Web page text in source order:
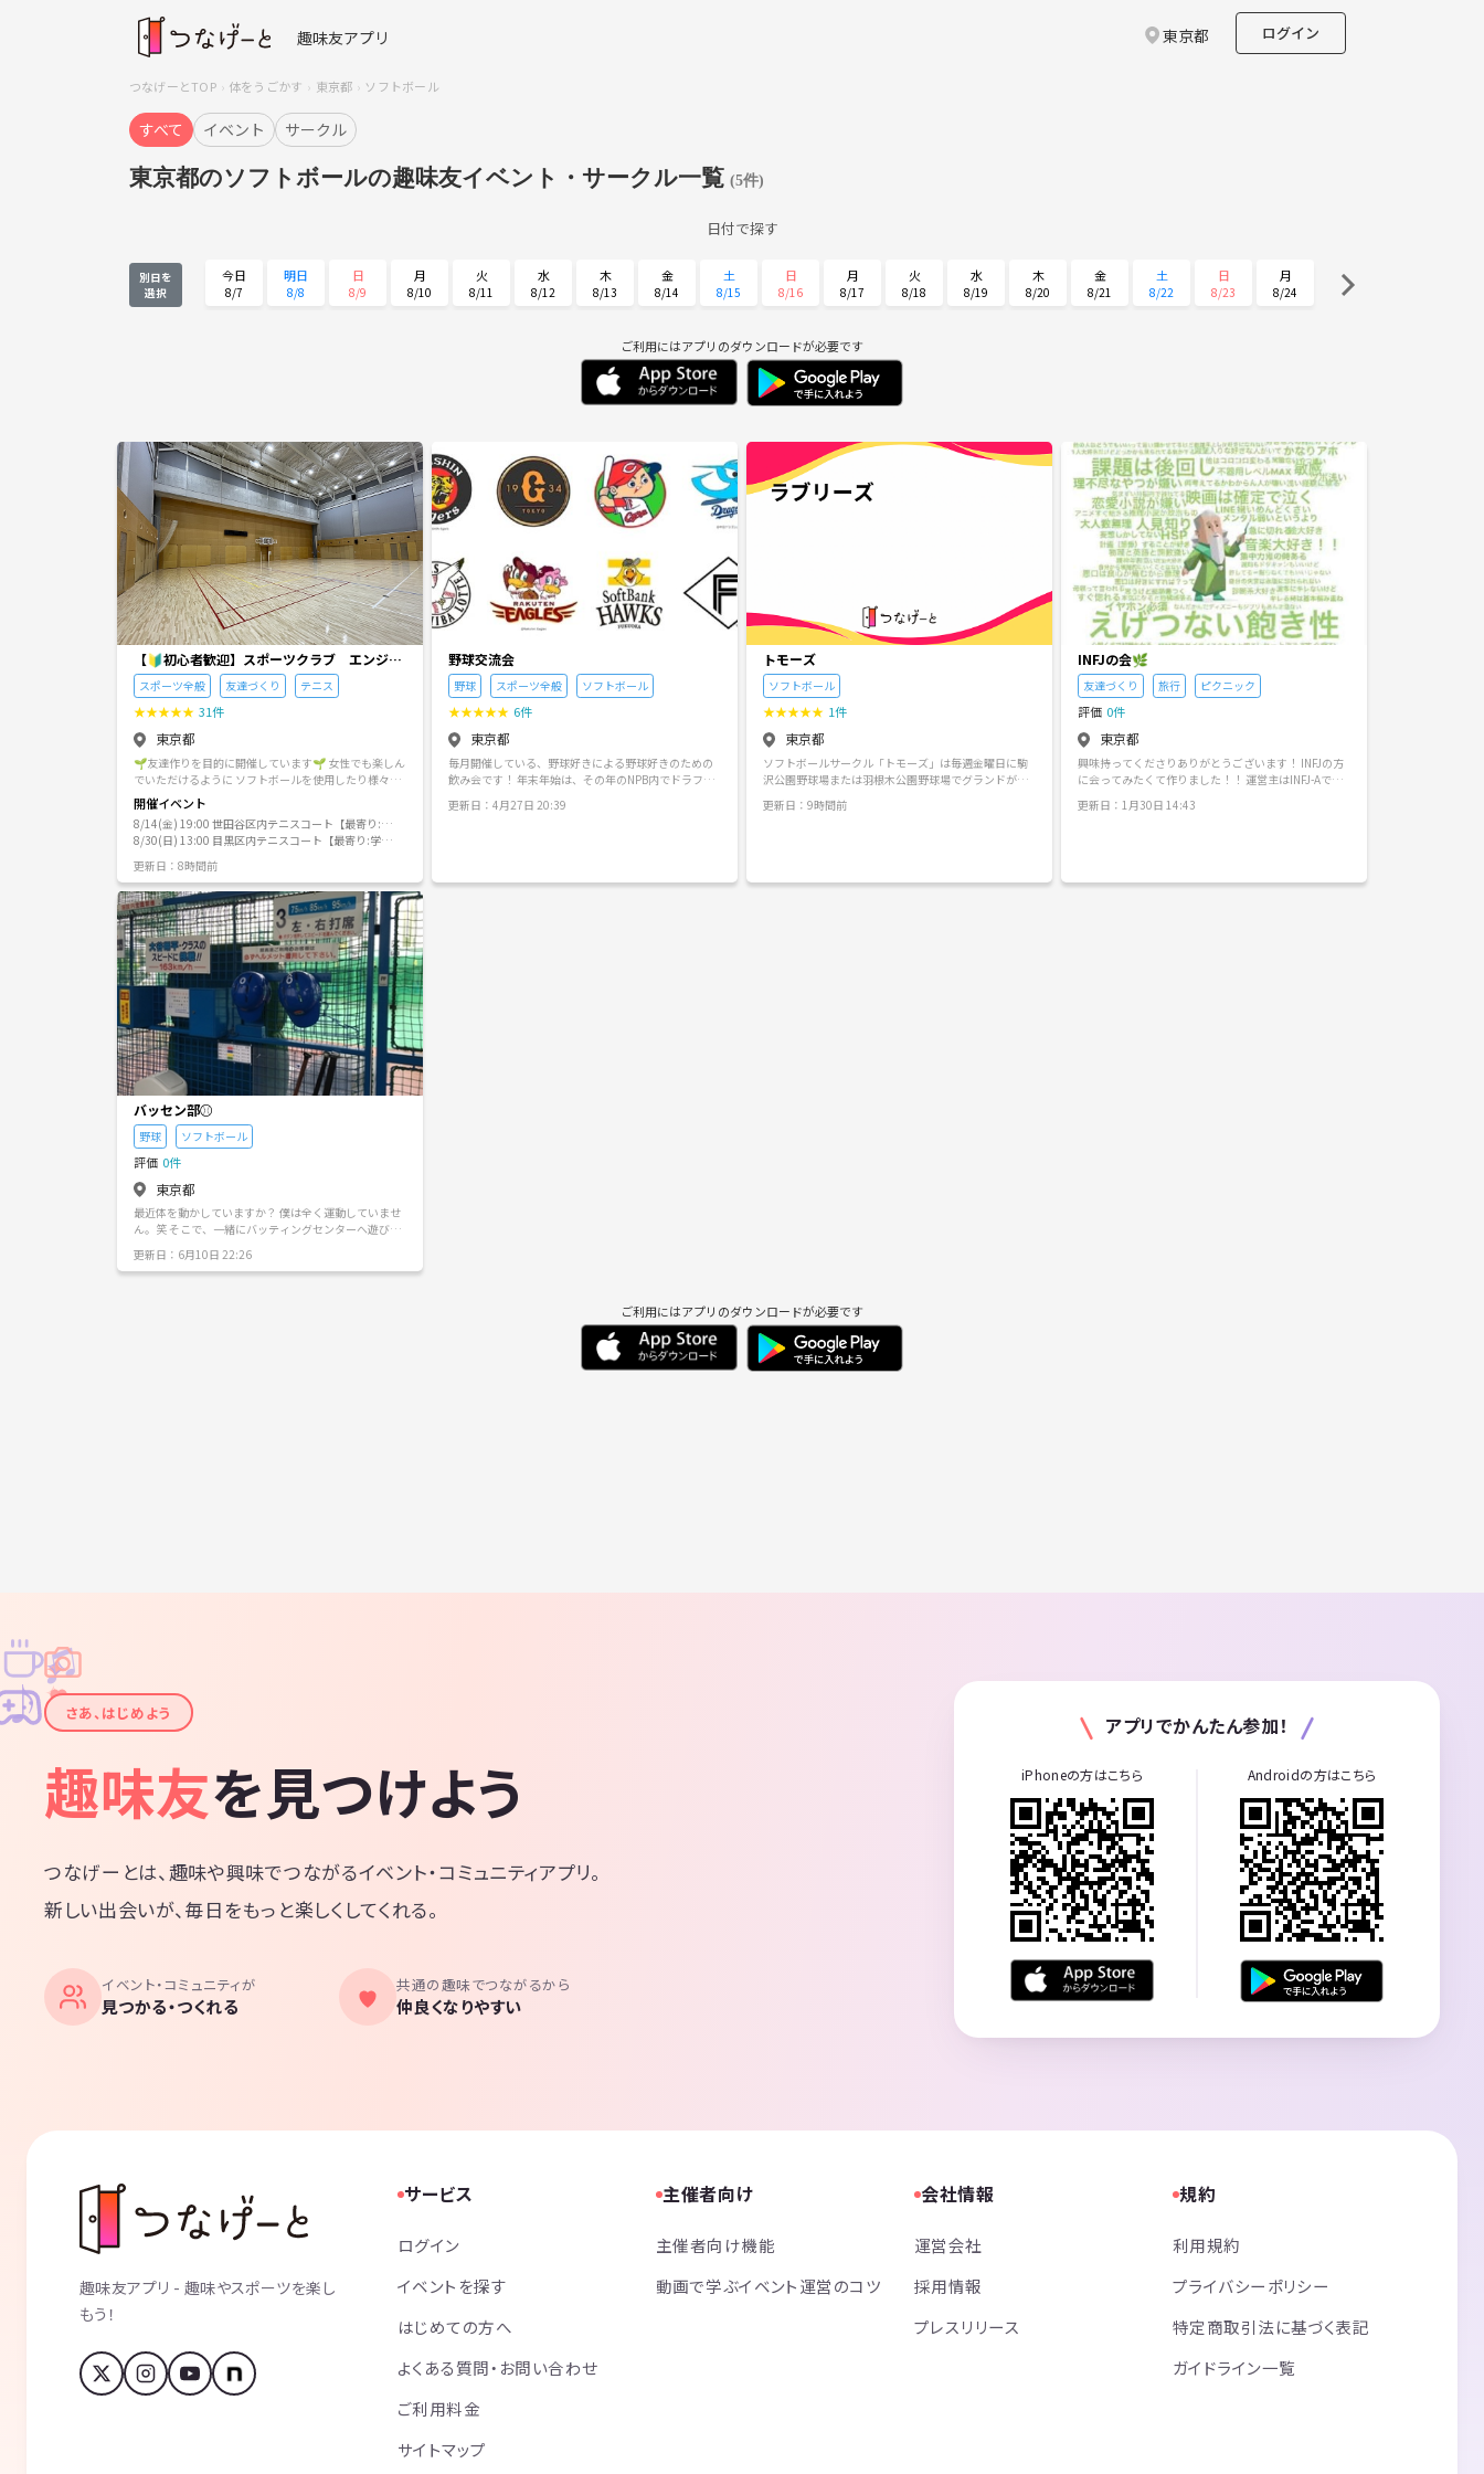
趣味友アプリ 東京都 ログイン
つなげーとTOP 体をうごかす 東京都 ソフトボール
すべて イベント サークル
東京都のソフトボールの趣味友イベント・サークル一覧 (5件)
日付で探す
別日を
選択
今日
8/7
明日
8/8
日
8/9
月
8/10
火
8/11
水
8/12
木
8/13
金
8/14
土
8/15
日
8/16
月
8/17
火
8/18
水
8/19
木
8/20
金
8/21
土
8/22
日
8/23
月
8/24
9/1 9/2 9/3 9/4
ご利用にはアプリのダウンロードが必要です
【🔰初心者歓迎】スポーツクラブ エンジョ
イアブル
スポーツ全般 友達づくり テニス
★★★★★ 31件
東京都
🌱友達作りを目的に開催しています🌱 女性でも楽しん
でいただけるように ソフトボールを使用したり様々な
種目を企画しています☺️ 🌱イベント内容🌱 バスケッ
トボール•ドッヂボール•バレーボール•大縄•借り物競走
•ポートボールなど ※日によって種目を変更しています
✨ 🌱持ち物🌱 •室内シューズ （もしない場合なるべく
綺麗で底は拭き取って持ちください🙇‍♂️） \\こんな方に
オススメ🎵// 🔸運動が好きな方 🔸友達が欲しい 🔸引
越しや就職、転職で上京したばかり 🔸共通の趣味の人
と繋がりたい 🔸趣味を広げたい 🔰参加される方のほ
とんどが 20〜30代で1人で参加される方が比較的多め
です✨ ⭐️一緒に運営•企画をお手伝いしてくれる方も
大歓迎です‼️ 少しでも興味がありましたら是非イベン
トページをご覧下さい📝
開催イベント
8/14(金) 19:00 世田谷区内テニスコート【最寄り:三
軒茶屋駅】※参加者のみお伝えします！
8/30(日) 13:00 目黒区内テニスコート【最寄り:学芸
大学駅】※参加者のみお伝えします！
更新日：8時間前
野球交流会
野球 スポーツ全般 ソフトボール
★★★★★ 6件
東京都
毎月開催している、野球好きによる野球好きのための
飲み会です！ 年末年始は、その年のNPB内でドラフト
WBCの観戦も予定します✨ 会の詳細とかは別途ご連絡
更新日：4月27日 20:39
トモーズ
ソフトボール
★★★★★ 1件
東京都
ソフトボールサークル「トモーズ」は毎週金曜日に駒
沢公園野球場または羽根木公園野球場でグランドが取
れた時に練習をしています。 現在、女性9名、男性1名
の10名のメンバーです。 初心者歓迎で年齢関係なく楽
0分で実施します。
更新日：9時間前
INFJの会🌿
友達づくり 旅行 ピクニック
評価 0件
東京都
興味持ってくださりありがとうございます！ INFJの方
に会ってみたくて作りました！！ 運営主はINFJ-Aです
＿＿＿＿＿＿＿ ・当サークルのイベントは基本少人数
いこと ✎＿＿＿＿＿＿＿＿＿＿＿＿＿＿ ・旅好き会
更新日：1月30日 14:43
バッセン部⚾️
野球 ソフトボール
評価 0件
東京都
最近体を動かしていますか？ 僕は全く運動していませ
ん。笑 そこで、一緒にバッティングセンターへ遊びに
き仲良くなりましょ〜！！ バッティングセンターで遊
ぶことを通して、運動不足の解消（してる気分）や友
更新日：6月10日 22:26
ご利用にはアプリのダウンロードが必要です
✦
✦
✧
✧
♪
♫
さあ、はじめよう
趣味友を見つけよう
つなげーとは、趣味や興味でつながるイベント・コミュニティアプリ。
新しい出会いが、毎日をもっと楽しくしてくれる。
イベント・コミュニティが
見つかる・つくれる
共通の趣味でつながるから
仲良くなりやすい
アプリでかんたん参加！
iPhoneの方はこちら Androidの方はこちら
趣味友アプリ - 趣味やスポーツを楽し
もう！
サービス
ログイン
イベントを探す
はじめての方へ
よくある質問・お問い合わせ
ご利用料金
サイトマップ
主催者向け
主催者向け機能
動画で学ぶイベント運営のコツ
会社情報
運営会社
採用情報
プレスリリース
規約
利用規約
プライバシーポリシー
特定商取引法に基づく表記
ガイドライン一覧